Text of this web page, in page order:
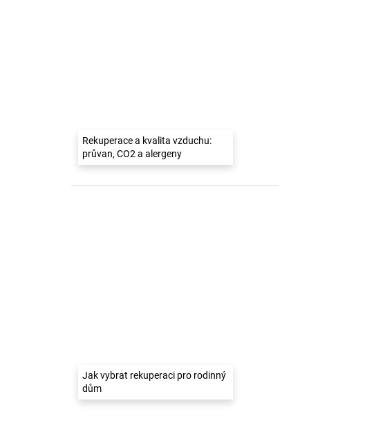
Rekuperace a kvalita vzduchu:
průvan, CO2 a alergeny
Jak vybrat rekuperaci pro rodinný
dům